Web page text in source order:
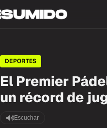
DEPORTES
El Premier
un récord de
Escuchar